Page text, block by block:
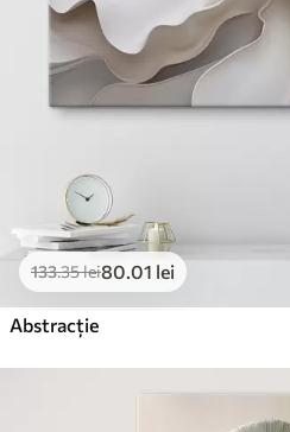
133.35lei80.01 lei
Abstracție